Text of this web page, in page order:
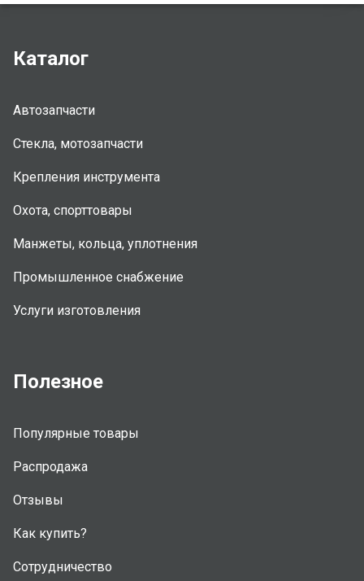
Каталог
Автозапчасти
Стекла, мотозапчасти
Крепления инструмента
Охота, спорттовары
Манжеты, кольца, уплотнения
Промышленное снабжение
Услуги изготовления
Полезное
Популярные товары
Распродажа
Отзывы
Как купить?
Сотрудничество